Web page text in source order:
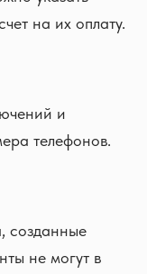
на их оплату.
и
телефонов.
созданные
не могут в